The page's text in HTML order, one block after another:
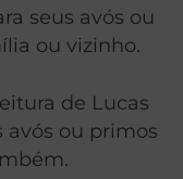
seus avós ou
ou vizinho.
de Lucas
avós ou primos